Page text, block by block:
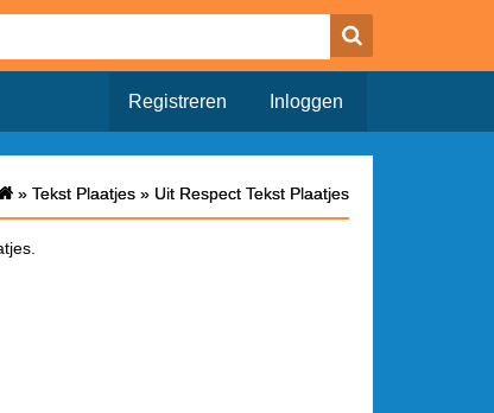
Registreren Inloggen
» Tekst Plaatjes » Uit Respect Tekst Plaatjes
» Tekst Plaatjes » Uit Respect Tekst Plaatjes